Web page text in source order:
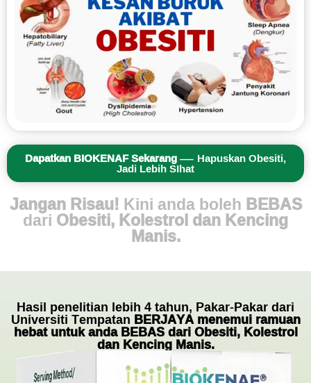
Dapatkan BIOKENAF Sekarang— Hapuskan Obesiti,
Jadi Lebih SIhat
Jangan Risau!Kini anda bolehBEBAS
dariObesiti, Kolestrol dan Kencing
Manis.
Hasil penelitian lebih 4 tahun, Pakar-Pakar dari
Universiti TempatanBERJAYA menemui ramuan
hebat untuk anda BEBAS dari Obesiti, Kolestrol
dan Kencing Manis.